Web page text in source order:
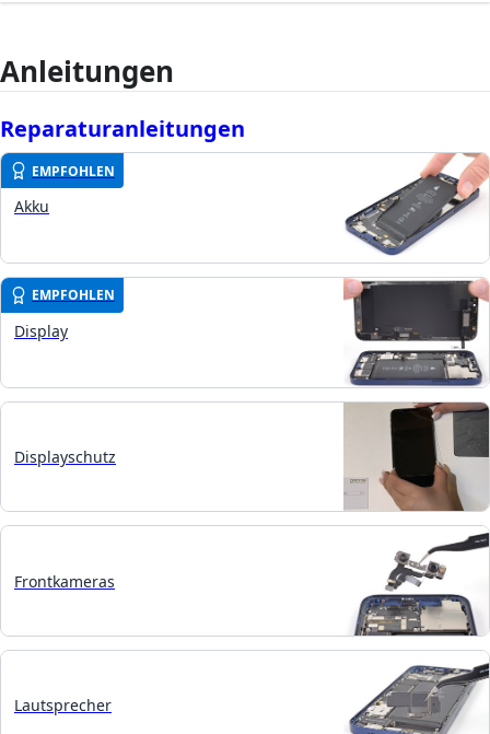
Anleitungen
Reparaturanleitungen
EMPFOHLEN
Akku
EMPFOHLEN
Display
Displayschutz
Frontkameras
Lautsprecher